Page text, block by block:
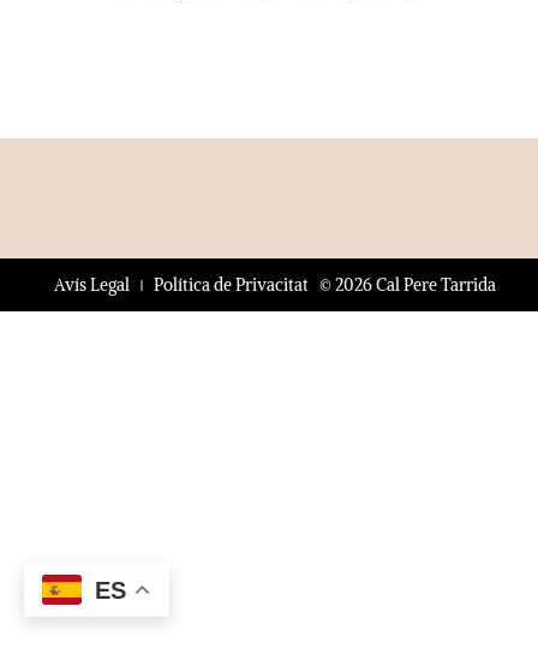
© 2026 Cal Pere Tarrida
Avís Legal Política de Privacitat
ES